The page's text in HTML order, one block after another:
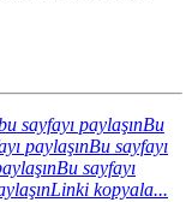
sayfayı paylaşınBu
paylaşınBu sayfayı
Bu sayfayı
Linki kopyala...